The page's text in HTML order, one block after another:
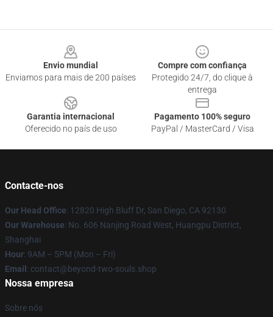
Envio mundial
Enviamos para mais de 200 países
Compre com confiança
Protegido 24/7, do clique à
entrega
Garantia internacional
Oferecido no país de uso
Pagamento 100% seguro
PayPal / MasterCard / Visa
Contacte-nos
Our Head Office: 12820 High Bluff Dr, San Diego, CA 92130
Our Warehouse: No. 606 Nanjing Road West, Huangpu District,
Shanghai
Hour: 9AM – 5PM (Mon – Fri)
Email : contact@beyond-two-souls.shop
Nossa empresa
Sobre nós